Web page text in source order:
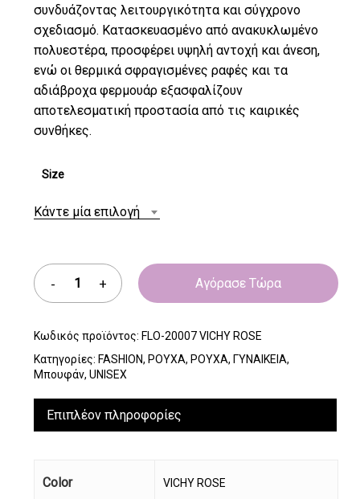
συνδυάζοντας λειτουργικότητα και σύγχρονο
σχεδιασμό. Κατασκευασμένο από ανακυκλωμένο
πολυεστέρα, προσφέρει υψηλή αντοχή και άνεση,
ενώ οι θερμικά σφραγισμένες ραφές και τα
αδιάβροχα φερμουάρ εξασφαλίζουν
αποτελεσματική προστασία από τις καιρικές
συνθήκες.
Size
Κάντε μία επιλογή
Αγόρασε Τώρα
Κωδικός προϊόντος: FLO-20007 VICHY ROSE
Κατηγορίες: FASHION, ΡΟΥΧΑ, ΡΟΥΧΑ, ΓΥΝΑΙΚΕΙΑ,
Μπουφάν, UNISEX
Επιπλέον πληροφορίες
Color VICHY ROSE